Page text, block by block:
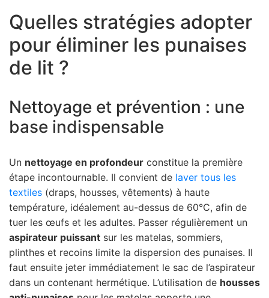
Quelles stratégies adopter
pour éliminer les punaises
de lit ?
Nettoyage et prévention : une
base indispensable
Un nettoyage en profondeur constitue la première
étape incontournable. Il convient de laver tous les
textiles (draps, housses, vêtements) à haute
température, idéalement au-dessus de 60°C, afin de
tuer les œufs et les adultes. Passer régulièrement un
aspirateur puissant sur les matelas, sommiers,
plinthes et recoins limite la dispersion des punaises. Il
faut ensuite jeter immédiatement le sac de l’aspirateur
dans un contenant hermétique. L’utilisation de housses